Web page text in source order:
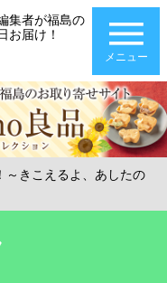
集者が福島の
お届け！
メニュー
～きこえるよ、あしたの